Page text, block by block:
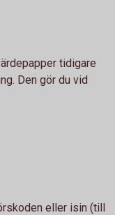
tidigare
Den gör du vid
eller isin (till